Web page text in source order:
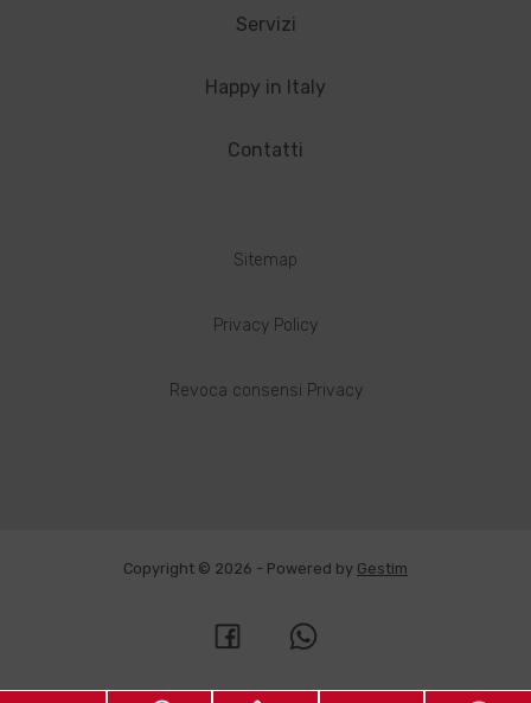
Servizi
Happy in Italy
Contatti
Sitemap
Privacy Policy
Revoca consensi Privacy
Copyright © 2026 - Powered by Gestim